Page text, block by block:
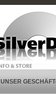
UNSER GESCHÄFT